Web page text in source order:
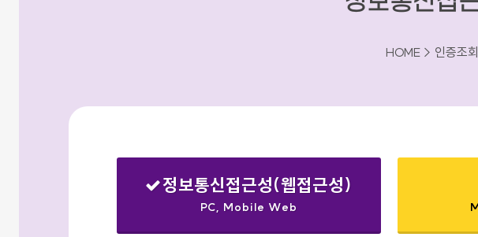
HOME > 인증조
정보통신접근성(웹접근성)
PC, Mobile Web